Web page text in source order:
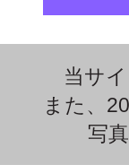
当サ
また、
写